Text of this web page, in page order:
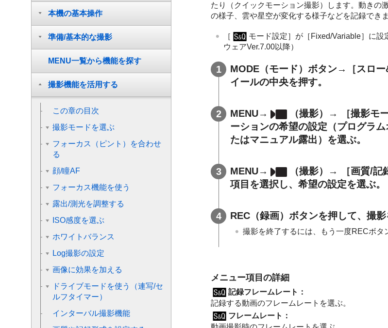
たり（クイックモーション撮影）します。動きの
の様子、雲や星空が変化する様子などを記録でき
［ モード設定］ が［Fixed/Variable］ に設
ウェアVer.7.00以降）
MODE（モード）ボタン→ ［スロ
イールの中央を押す。
MENU→ （撮影）→ ［撮影モ
ーションの希望の設定（プログラム
たはマニュアル露出 ）を選ぶ。
MENU→ （撮影）→ ［画質/記
項目を選択し、希望の設定を選ぶ。
REC（録画）ボタンを押して、撮影
撮影を終了するには、もう一度RECボタ
メニュー項目の詳細
記録フレームレート ：
記録する動画のフレームレートを選ぶ。
フレームレート ：
本機の基本操作
準備/基本的な撮影
MENU一覧から機能を探す
撮影機能を活用する
この章の目次
撮影モードを選ぶ
フォーカス（ピント）を合わせ
る
顔/瞳AF
フォーカス機能を使う
露出/測光を調整する
ISO感度を選ぶ
ホワイトバランス
Log撮影の設定
画像に効果を加える
ドライブモードを使う（連写/セ
ルフタイマー）
インターバル撮影機能